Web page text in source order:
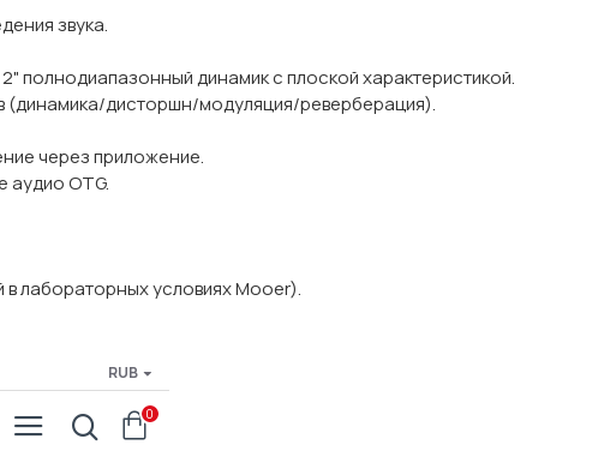
звука.
полнодиапазонный динамик с плоской характеристикой.
(динамика/дисторшн/модуляция/реверберация).
через приложение.
аудио OTG.
лабораторных условиях Mooer).